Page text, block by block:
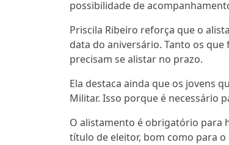
possibilidade de
Priscila Ribeiro reforça que o
data do aniversário. Tanto os
precisam se alistar no prazo.
Ela destaca ainda que os jovens
Militar. Isso porque é necessário
O alistamento é obrigatório para
título de eleitor, bom como para